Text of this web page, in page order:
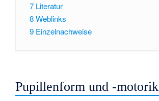
7 Literatur
8Weblinks
9 Einzelnachweise
Pupillenform und -motorik